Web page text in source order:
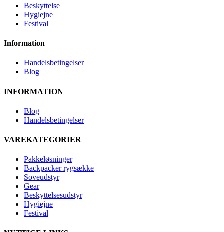
Beskyttelse
Hygiejne
Festival
Information
Handelsbetingelser
Blog
INFORMATION
Blog
Handelsbetingelser
VAREKATEGORIER
Pakkeløsninger
Backpacker rygsække
Soveudstyr
Gear
Beskyttelsesudstyr
Hygiejne
Festival